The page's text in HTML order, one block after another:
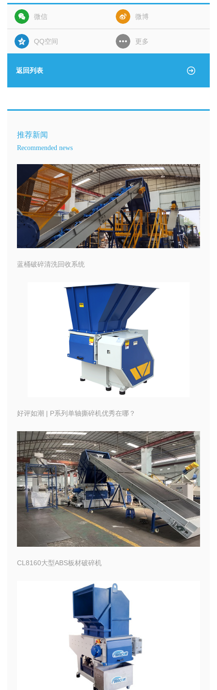
微信 微博
QQ空间 更多
返回列表
推荐新闻
Recommended news
蓝桶破碎清洗回收系统
好评如潮 | P系列单轴撕碎机优秀在哪？
CL8160大型ABS板材破碎机